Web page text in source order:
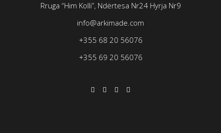
Rruga “Him Kolli”, Ndërtesa Nr24 Hyrja Nr9
info@arkimade.com
+355 68 20 56076
+355 69 20 56076